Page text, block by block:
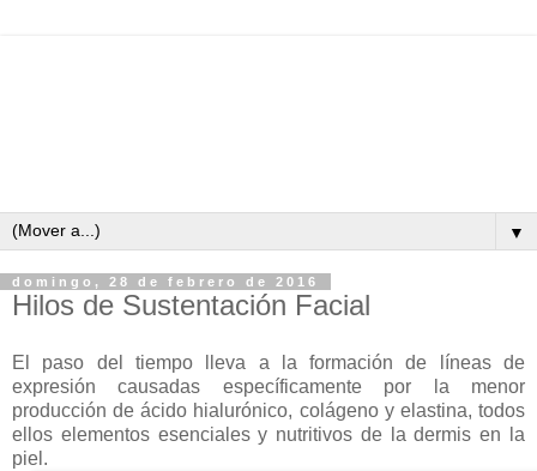
▼
domingo, 28 de febrero de 2016
Hilos de Sustentación Facial
El paso del tiempo lleva a la formación de líneas de
expresión causadas específicamente por la menor
producción de ácido hialurónico, colágeno y elastina, todos
ellos elementos esenciales y nutritivos de la dermis en la
piel.